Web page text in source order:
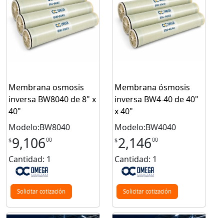
Membrana osmosis
inversa BW8040 de 8" x
40"
Modelo:BW8040
$9,10600
Cantidad: 1
Solicitar cotización
Membrana ósmosis
inversa BW4-40 de 40"
x 40"
Modelo:BW4040
$2,14600
Cantidad: 1
Solicitar cotización